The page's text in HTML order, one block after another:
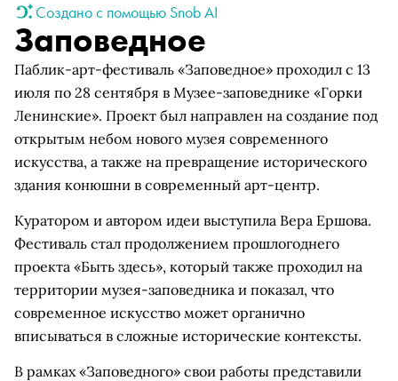
Создано с помощью Snob AI
Заповедное
Паблик-арт-фестиваль «Заповедное» проходил с 13
июля по 28 сентября в Музее-заповеднике «Горки
Ленинские». Проект был направлен на создание под
открытым небом нового музея современного
искусства, а также на превращение исторического
здания конюшни в современный арт-центр.
Куратором и автором идеи выступила Вера Ершова.
Фестиваль стал продолжением прошлогоднего
проекта «Быть здесь», который также проходил на
территории музея-заповедника и показал, что
современное искусство может органично
вписываться в сложные исторические контексты.
В рамках «Заповедного» свои работы представили